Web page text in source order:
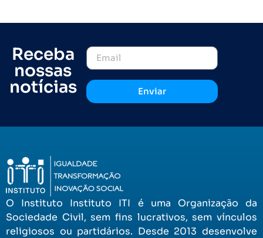
Receba
nossas
notícias
Enviar
O Instituto Instituto ITI é uma Organização da
Sociedade Civil, sem fins lucrativos, sem vínculos
religiosos ou partidários. Desde 2013 desenvolve